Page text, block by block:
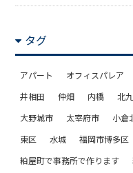
タグ
アパート オフィスパレア
井相田
仲畑 内橋 北
大野城市
太宰府市 小倉
東区
水城 福岡市博多区
粕屋町で事務所で作ります